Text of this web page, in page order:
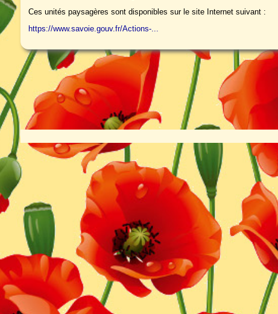
Ces unités paysagères sont disponibles sur le site Internet suivant :
https://www.savoie.gouv.fr/Actions-...